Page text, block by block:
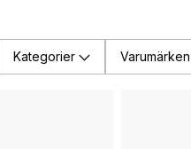
Kategorier Varumärken